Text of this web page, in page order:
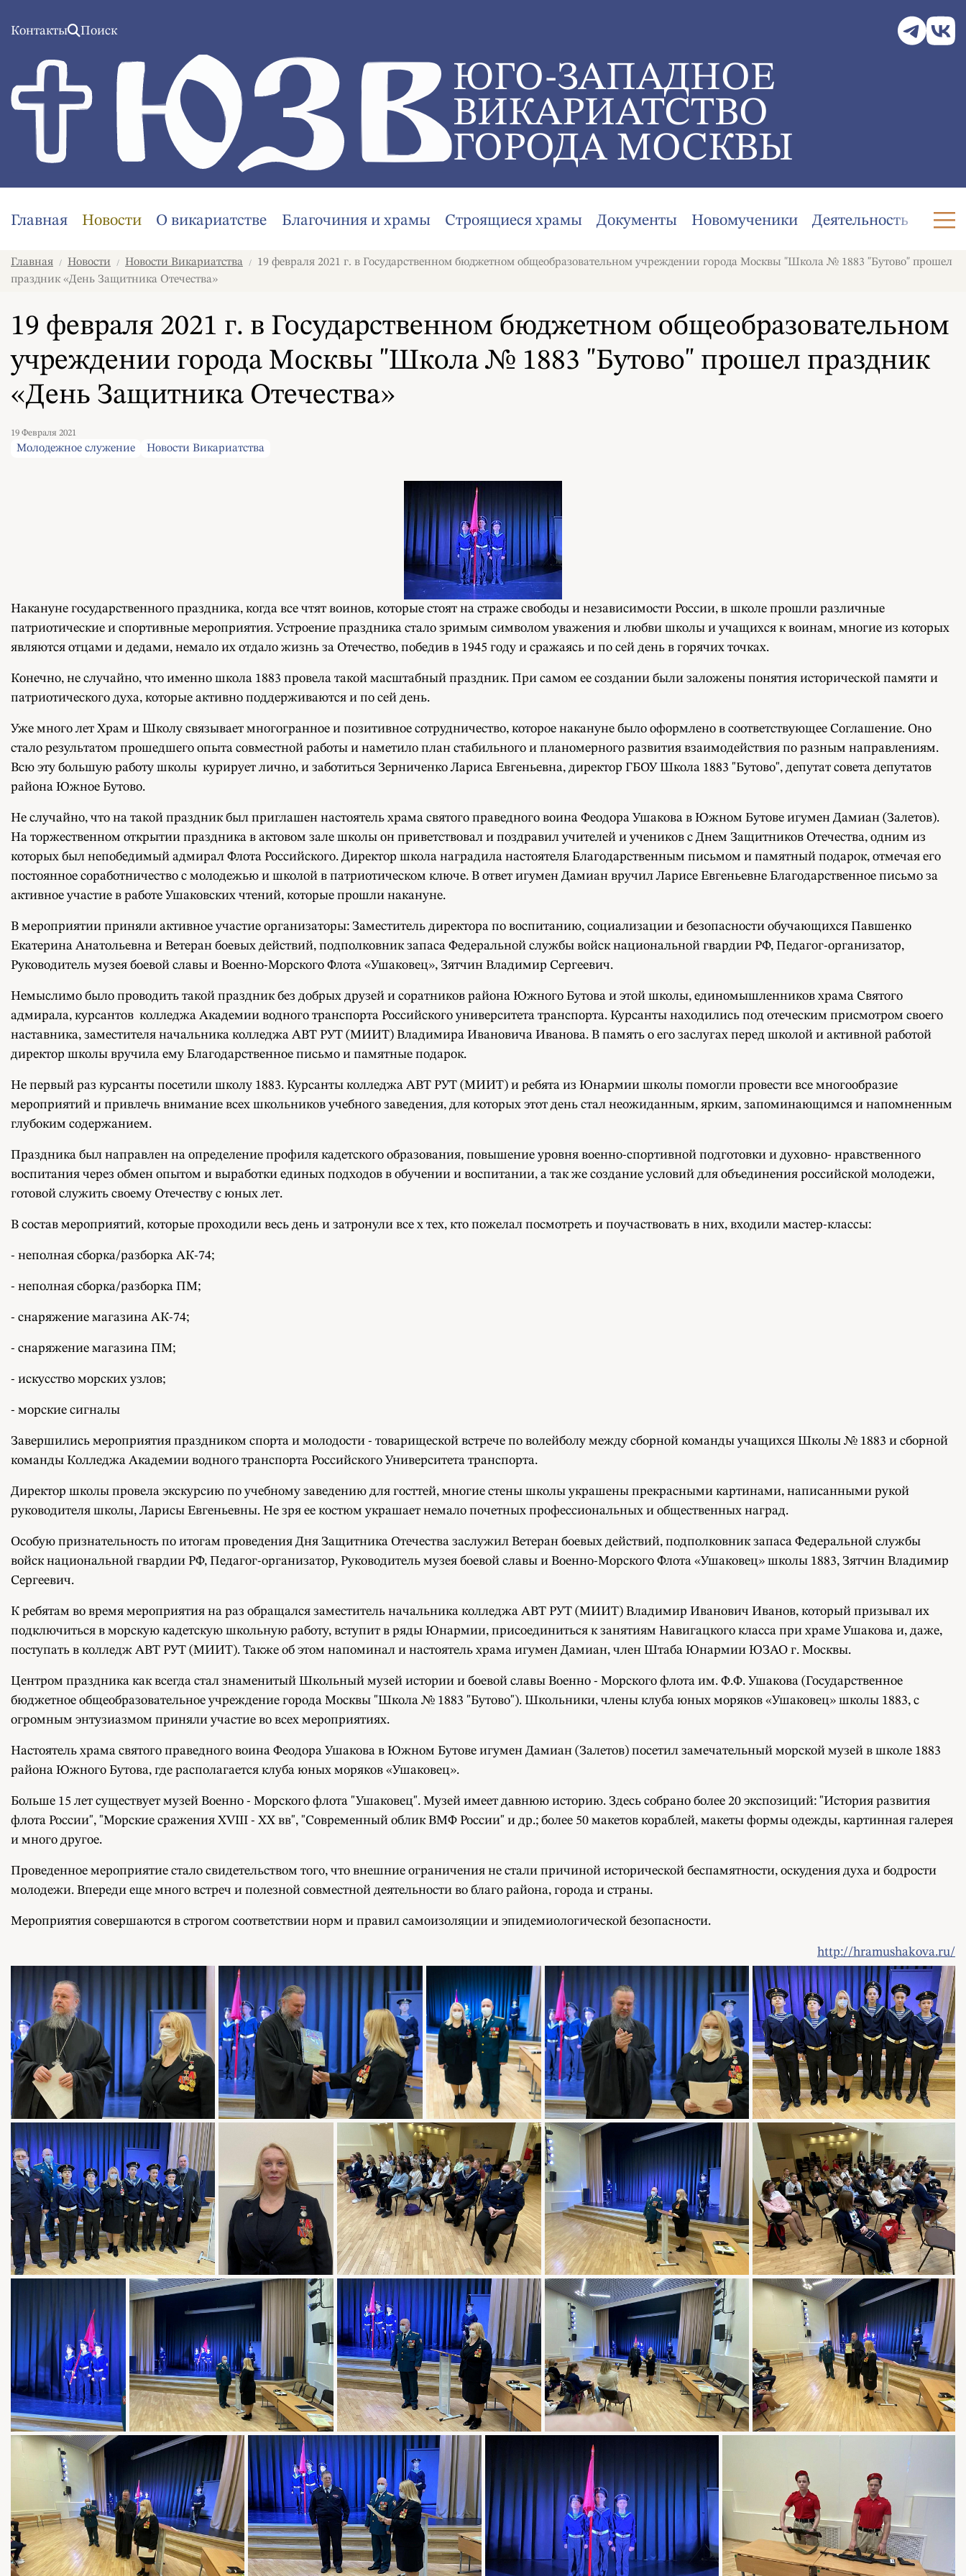
Контакты Поиск
ЮГО-ЗАПАДНОЕ
ВИКАРИАТСТВО
ГОРОДА МОСКВЫ
Главная Новости О викариатстве Благочиния и храмы Строящиеся храмы Документы Новомученики Деятельность
Главная / Новости / Новости Викариатства /
19 февраля 2021 г. в Государственном бюджетном общеобразовательном учреждении города Москвы "Школа № 1883 "Бутово" прошел
праздник «День Защитника Отечества»
19 февраля 2021 г. в Государственном бюджетном общеобразовательном
учреждении города Москвы "Школа № 1883 "Бутово" прошел праздник
«День Защитника Отечества»
19 Февраля 2021
Молодежное служение Новости Викариатства
Накануне государственного праздника, когда все чтят воинов, которые стоят на страже свободы и независимости России, в школе прошли различные
патриотические и спортивные мероприятия. Устроение праздника стало зримым символом уважения и любви школы и учащихся к воинам, многие из которых
являются отцами и дедами, немало их отдало жизнь за Отечество, победив в 1945 году и сражаясь и по сей день в горячих точках.
Конечно, не случайно, что именно школа 1883 провела такой масштабный праздник. При самом ее создании были заложены понятия исторической памяти и
патриотического духа, которые активно поддерживаются и по сей день.
Уже много лет Храм и Школу связывает многогранное и позитивное сотрудничество, которое накануне было оформлено в соответствующее Соглашение. Оно
стало результатом прошедшего опыта совместной работы и наметило план стабильного и планомерного развития взаимодействия по разным направлениям.
Всю эту большую работу школы курирует лично, и заботиться Зерниченко Лариса Евгеньевна, директор ГБОУ Школа 1883 "Бутово", депутат совета депутатов
района Южное Бутово.
Не случайно, что на такой праздник был приглашен настоятель храма святого праведного воина Феодора Ушакова в Южном Бутове игумен Дамиан (Залетов).
На торжественном открытии праздника в актовом зале школы он приветствовал и поздравил учителей и учеников с Днем Защитников Отечества, одним из
которых был непобедимый адмирал Флота Российского. Директор школа наградила настоятеля Благодарственным письмом и памятный подарок, отмечая его
постоянное соработничество с молодежью и школой в патриотическом ключе. В ответ игумен Дамиан вручил Ларисе Евгеньевне Благодарственное письмо за
активное участие в работе Ушаковских чтений, которые прошли накануне.
В мероприятии приняли активное участие организаторы: Заместитель директора по воспитанию, социализации и безопасности обучающихся Павшенко
Екатерина Анатольевна и Ветеран боевых действий, подполковник запаса Федеральной службы войск национальной гвардии РФ, Педагог-организатор,
Руководитель музея боевой славы и Военно-Морского Флота «Ушаковец», Зятчин Владимир Сергеевич.
Немыслимо было проводить такой праздник без добрых друзей и соратников района Южного Бутова и этой школы, единомышленников храма Святого
адмирала, курсантов колледжа Академии водного транспорта Российского университета транспорта. Курсанты находились под отеческим присмотром своего
наставника, заместителя начальника колледжа АВТ РУТ (МИИТ) Владимира Ивановича Иванова. В память о его заслугах перед школой и активной работой
директор школы вручила ему Благодарственное письмо и памятные подарок.
Не первый раз курсанты посетили школу 1883. Курсанты колледжа АВТ РУТ (МИИТ) и ребята из Юнармии школы помогли провести все многообразие
мероприятий и привлечь внимание всех школьников учебного заведения, для которых этот день стал неожиданным, ярким, запоминающимся и напомненным
глубоким содержанием.
Праздника был направлен на определение профиля кадетского образования, повышение уровня военно-спортивной подготовки и духовно- нравственного
воспитания через обмен опытом и выработки единых подходов в обучении и воспитании, а так же создание условий для объединения российской молодежи,
готовой служить своему Отечеству с юных лет.
В состав мероприятий, которые проходили весь день и затронули все х тех, кто пожелал посмотреть и поучаствовать в них, входили мастер-классы:
- неполная сборка/разборка АК-74;
- неполная сборка/разборка ПМ;
- снаряжение магазина АК-74;
- снаряжение магазина ПМ;
- искусство морских узлов;
- морские сигналы
Завершились мероприятия праздником спорта и молодости - товарищеской встрече по волейболу между сборной команды учащихся Школы № 1883 и сборной
команды Колледжа Академии водного транспорта Российского Университета транспорта.
Директор школы провела экскурсию по учебному заведению для госттей, многие стены школы украшены прекрасными картинами, написанными рукой
руководителя школы, Ларисы Евгеньевны. Не зря ее костюм украшает немало почетных профессиональных и общественных наград.
Особую признательность по итогам проведения Дня Защитника Отечества заслужил Ветеран боевых действий, подполковник запаса Федеральной службы
войск национальной гвардии РФ, Педагог-организатор, Руководитель музея боевой славы и Военно-Морского Флота «Ушаковец» школы 1883, Зятчин Владимир
Сергеевич.
К ребятам во время мероприятия на раз обращался заместитель начальника колледжа АВТ РУТ (МИИТ) Владимир Иванович Иванов, который призывал их
подключиться в морскую кадетскую школьную работу, вступит в ряды Юнармии, присоединиться к занятиям Навигацкого класса при храме Ушакова и, даже,
поступать в колледж АВТ РУТ (МИИТ). Также об этом напоминал и настоятель храма игумен Дамиан, член Штаба Юнармии ЮЗАО г. Москвы.
Центром праздника как всегда стал знаменитый Школьный музей истории и боевой славы Военно - Морского флота им. Ф.Ф. Ушакова (Государственное
бюджетное общеобразовательное учреждение города Москвы "Школа № 1883 "Бутово"). Школьники, члены клуба юных моряков «Ушаковец» школы 1883, с
огромным энтузиазмом приняли участие во всех мероприятиях.
Настоятель храма святого праведного воина Феодора Ушакова в Южном Бутове игумен Дамиан (Залетов) посетил замечательный морской музей в школе 1883
района Южного Бутова, где располагается клуба юных моряков «Ушаковец».
Больше 15 лет существует музей Военно - Морского флота "Ушаковец". Музей имеет давнюю историю. Здесь собрано более 20 экспозиций: "История развития
флота России", "Морские сражения XVIII - XX вв", "Современный облик ВМФ России" и др.; более 50 макетов кораблей, макеты формы одежды, картинная галерея
и много другое.
Проведенное мероприятие стало свидетельством того, что внешние ограничения не стали причиной исторической беспамятности, оскудения духа и бодрости
молодежи. Впереди еще много встреч и полезной совместной деятельности во благо района, города и страны.
Мероприятия совершаются в строгом соответствии норм и правил самоизоляции и эпидемиологической безопасности.
http://hramushakova.ru/